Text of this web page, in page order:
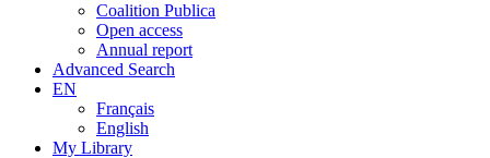
Coalition Publica
Open access
Annual report
Advanced Search
EN
Français
English
My Library